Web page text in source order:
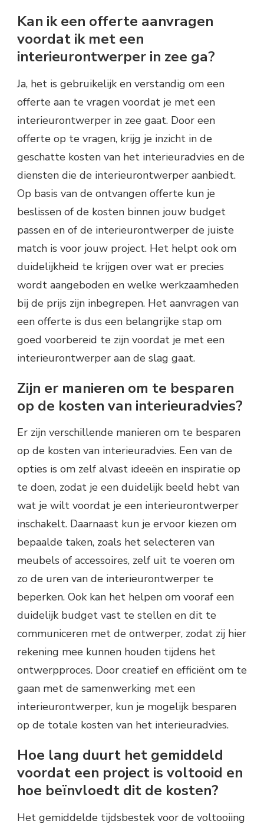
Kan ik een offerte aanvragen
voordat ik met een
interieurontwerper in zee ga?
Ja, het is gebruikelijk en verstandig om een
offerte aan te vragen voordat je met een
interieurontwerper in zee gaat. Door een
offerte op te vragen, krijg je inzicht in de
geschatte kosten van het interieuradvies en de
diensten die de interieurontwerper aanbiedt.
Op basis van de ontvangen offerte kun je
beslissen of de kosten binnen jouw budget
passen en of de interieurontwerper de juiste
match is voor jouw project. Het helpt ook om
duidelijkheid te krijgen over wat er precies
wordt aangeboden en welke werkzaamheden
bij de prijs zijn inbegrepen. Het aanvragen van
een offerte is dus een belangrijke stap om
goed voorbereid te zijn voordat je met een
interieurontwerper aan de slag gaat.
Zijn er manieren om te besparen
op de kosten van interieuradvies?
Er zijn verschillende manieren om te besparen
op de kosten van interieuradvies. Een van de
opties is om zelf alvast ideeën en inspiratie op
te doen, zodat je een duidelijk beeld hebt van
wat je wilt voordat je een interieurontwerper
inschakelt. Daarnaast kun je ervoor kiezen om
bepaalde taken, zoals het selecteren van
meubels of accessoires, zelf uit te voeren om
zo de uren van de interieurontwerper te
beperken. Ook kan het helpen om vooraf een
duidelijk budget vast te stellen en dit te
communiceren met de ontwerper, zodat zij hier
rekening mee kunnen houden tijdens het
ontwerpproces. Door creatief en efficiënt om te
gaan met de samenwerking met een
interieurontwerper, kun je mogelijk besparen
op de totale kosten van het interieuradvies.
Hoe lang duurt het gemiddeld
voordat een project is voltooid en
hoe beïnvloedt dit de kosten?
Het gemiddelde tijdsbestek voor de voltooiing